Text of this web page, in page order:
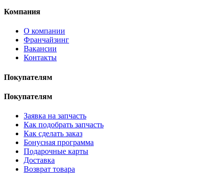
Компания
О компании
Франчайзинг
Вакансии
Контакты
Покупателям
Покупателям
Заявка на запчасть
Как подобрать запчасть
Как сделать заказ
Бонусная программа
Подарочные карты
Доставка
Возврат товара